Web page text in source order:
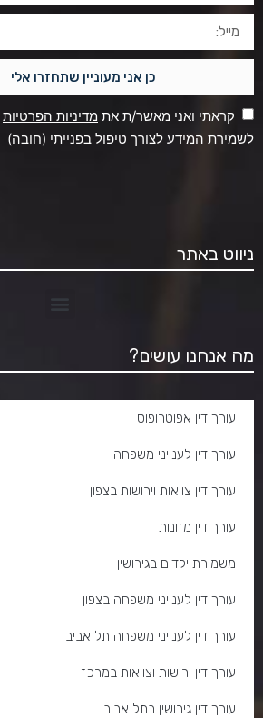
כן אני מעוניין שתחזרו אלי
קראתי ואני מאשר/ת את מדיניות הפרטיות
לשמירת המידע לצורך טיפול בפנייתי (חובה)
ניווט באתר
מה אנחנו עושים?
עורך דין אפוטרופוס
עורך דין לענייני משפחה
עורך דין צוואות וירושות בצפון
עורך דין מזונות
משמורת ילדים בגירושין
עורך דין לענייני משפחה בצפון
עורך דין לענייני משפחה תל אביב
עורך דין ירושות וצוואות במרכז
עורך דין גירושין בתל אביב